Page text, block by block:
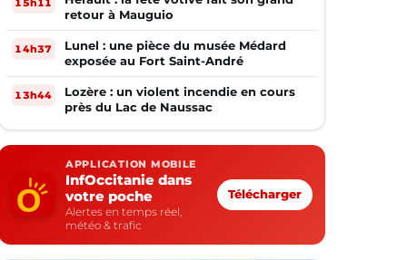
retour à Mauguio
14h37
Lunel : une pièce du musée Médard
exposée au Fort Saint-André
13h44
Lozère : un violent incendie en cours
près du Lac de Naussac
APPLICATION MOBILE
InfOccitanie dans
votre poche
Alertes en temps réel,
météo & trafic
Télécharger